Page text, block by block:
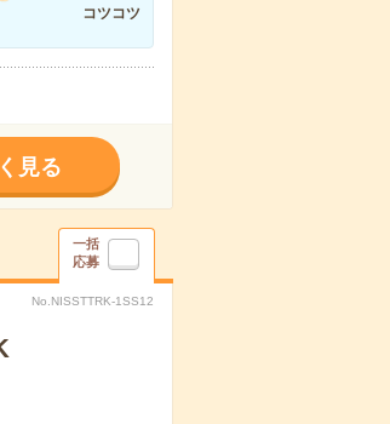
コツコツ
見る
一括
応募
No.NISSTTRK-1SS12